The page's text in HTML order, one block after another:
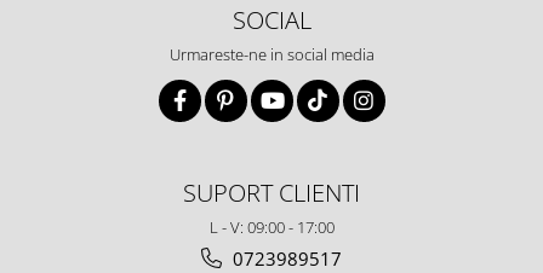
SOCIAL
Urmareste-ne in social media
SUPORT CLIENTI
L - V: 09:00 - 17:00
0723989517